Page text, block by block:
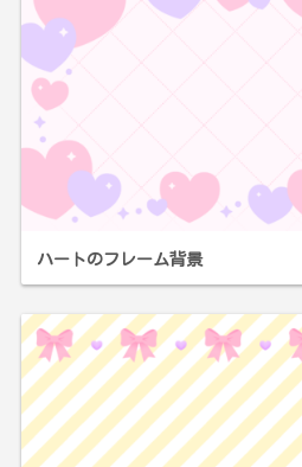
ハートのフレーム背景